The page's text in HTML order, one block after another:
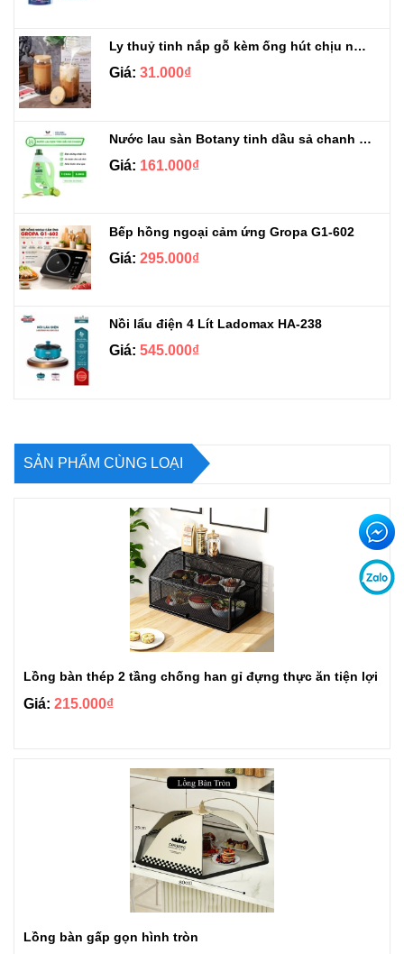
Ly thuỷ tinh nắp gỗ kèm ống hút chịu nhiệt 500ml
Giá: 31.000₫
Nước lau sàn Botany tinh dầu sả chanh chai 3.9kg
Giá: 161.000₫
Bếp hồng ngoại cảm ứng Gropa G1-602
Giá: 295.000₫
Nồi lẩu điện 4 Lít Ladomax HA-238
Giá: 545.000₫
SẢN PHẨM CÙNG LOẠI
Lồng bàn thép 2 tầng chống han gỉ đựng thực ăn tiện lợi
Giá: 215.000₫
Lồng bàn gấp gọn hình tròn